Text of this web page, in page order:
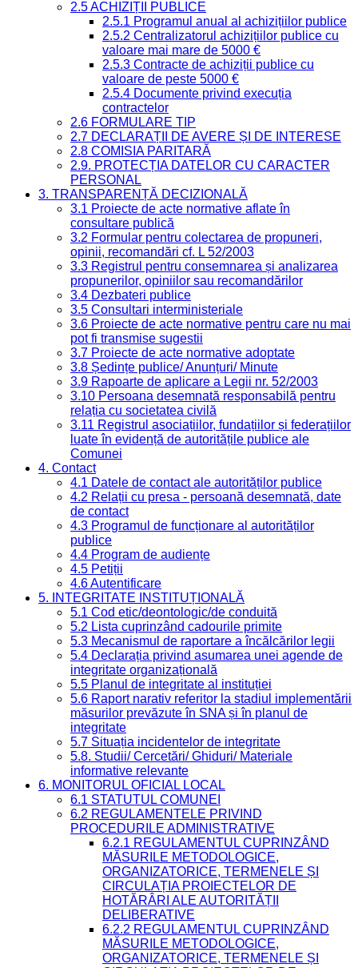
2.5 ACHIZIȚII PUBLICE
2.5.1 Programul anual al achizițiilor publice
2.5.2 Centralizatorul achizițiilor publice cu
valoare mai mare de 5000 €
2.5.3 Contracte de achiziții publice cu
valoare de peste 5000 €
2.5.4 Documente privind execuția
contractelor
2.6 FORMULARE TIP
2.7 DECLARAȚII DE AVERE ȘI DE INTERESE
2.8 COMISIA PARITARĂ
2.9. PROTECȚIA DATELOR CU CARACTER
PERSONAL
3. TRANSPARENȚĂ DECIZIONALĂ
3.1 Proiecte de acte normative aflate în
consultare publică
3.2 Formular pentru colectarea de propuneri,
opinii, recomandări cf. L 52/2003
3.3 Registrul pentru consemnarea și analizarea
propunerilor, opiniilor sau recomandărilor
3.4 Dezbateri publice
3.5 Consultari interministeriale
3.6 Proiecte de acte normative pentru care nu mai
pot fi transmise sugestii
3.7 Proiecte de acte normative adoptate
3.8 Ședințe publice/ Anunțuri/ Minute
3.9 Rapoarte de aplicare a Legii nr. 52/2003
3.10 Persoana desemnată responsabilă pentru
relația cu societatea civilă
3.11 Registrul asociațiilor, fundațiilor și federațiilor
luate în evidență de autoritățile publice ale
Comunei
4. Contact
4.1 Datele de contact ale autorităților publice
4.2 Relații cu presa - persoană desemnată, date
de contact
4.3 Programul de funcționare al autorităților
publice
4.4 Program de audiențe
4.5 Petiții
4.6 Autentificare
5. INTEGRITATE INSTITUȚIONALĂ
5.1 Cod etic/deontologic/de conduită
5.2 Lista cuprinzând cadourile primite
5.3 Mecanismul de raportare a încălcărilor legii
5.4 Declarația privind asumarea unei agende de
integritate organizațională
5.5 Planul de integritate al instituției
5.6 Raport narativ referitor la stadiul implementării
măsurilor prevăzute în SNA și în planul de
integritate
5.7 Situația incidentelor de integritate
5.8. Studii/ Cercetări/ Ghiduri/ Materiale
informative relevante
6. MONITORUL OFICIAL LOCAL
6.1 STATUTUL COMUNEI
6.2 REGULAMENTELE PRIVIND
PROCEDURILE ADMINISTRATIVE
6.2.1 REGULAMENTUL CUPRINZÂND
MĂSURILE METODOLOGICE,
ORGANIZATORICE, TERMENELE ȘI
CIRCULAȚIA PROIECTELOR DE
HOTĂRÂRI ALE AUTORITĂȚII
DELIBERATIVE
6.2.2 REGULAMENTUL CUPRINZÂND
MĂSURILE METODOLOGICE,
ORGANIZATORICE, TERMENELE ȘI